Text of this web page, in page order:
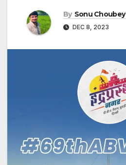
By Sonu Choubey
DEC 8, 2023